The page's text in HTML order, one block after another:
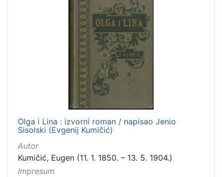
Olga i Lina : izvorni roman / napisao Jenio
Sisolski (Evgenij Kumičić)
Autor
Kumičić, Eugen (11. 1. 1850. – 13. 5. 1904.)
Impresum